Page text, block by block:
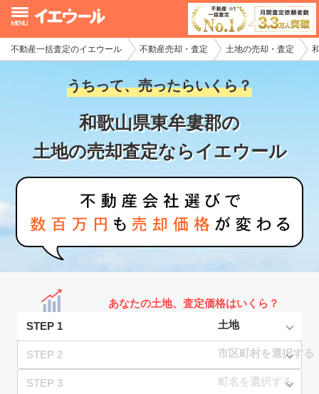
不動産一括査定のイエウール 不動産売却・査定 土地の売却・査定
うちって、売ったらいくら？
和歌山県東牟婁郡の
土地の売却査定ならイエウール
あなたの土地、査定価格はいくら？
STEP 1
STEP 2
STEP 3
イエウール加盟希望の不動産会社様
初めての方へ
不動産売却の流れ
不動産の売却・一括査定
家査定シミュレーター
お問い合わせ